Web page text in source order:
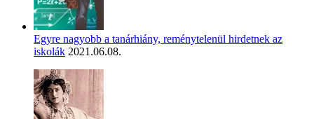
Egyre nagyobb a tanárhiány, reménytelenül hirdetnek az
iskolák 2021.06.08.